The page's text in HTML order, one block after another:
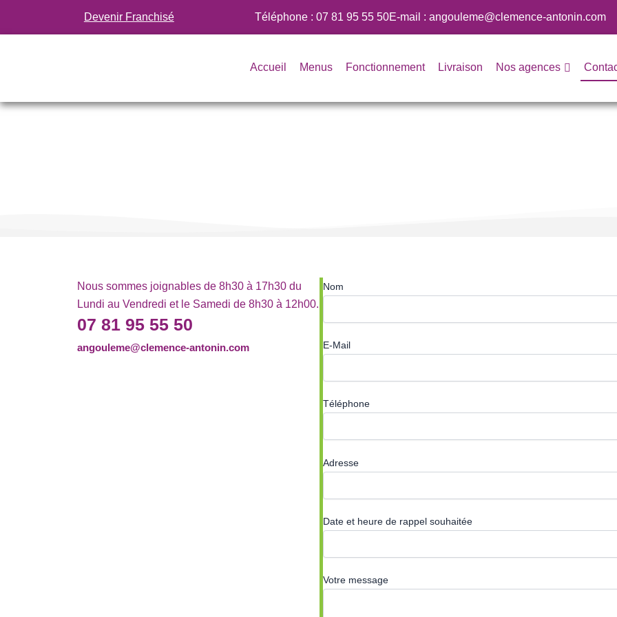
Devenir Franchisé Téléphone : 07 81 95 55 50E-mail : angouleme@clemence-antonin.com
Accueil Menus Fonctionnement Livraison Nos agences
Nous sommes joignables de 8h30 à 17h30 du
Lundi au Vendredi et le Samedi de 8h30 à 12h00.
07 81 95 55 50
angouleme@clemence-antonin.com
Nom
E-Mail
Téléphone
Adresse
Date et heure de rappel souhaitée
Votre message